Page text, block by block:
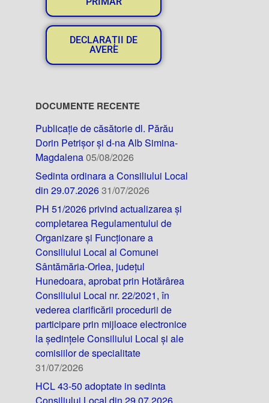
DECLARAȚII DE
AVERE
DOCUMENTE RECENTE
Publicație de căsătorie dl. Părău
Dorin Petrișor și d-na Alb Simina-
Magdalena05/08/2026
Sedinta ordinara a Consiliului Local
din 29.07.202631/07/2026
PH 51/2026 privind actualizarea și
completarea Regulamentului de
Organizare și Funcționare a
Consiliului Local al Comunei
Sântămăria-Orlea, județul
Hunedoara, aprobat prin Hotărârea
Consiliului Local nr. 22/2021, în
vederea clarificării procedurii de
participare prin mijloace electronice
la ședințele Consiliului Local și ale
comisiilor de specialitate
31/07/2026
HCL 43-50 adoptate in sedinta
Consiliului Local din 29.07.2026